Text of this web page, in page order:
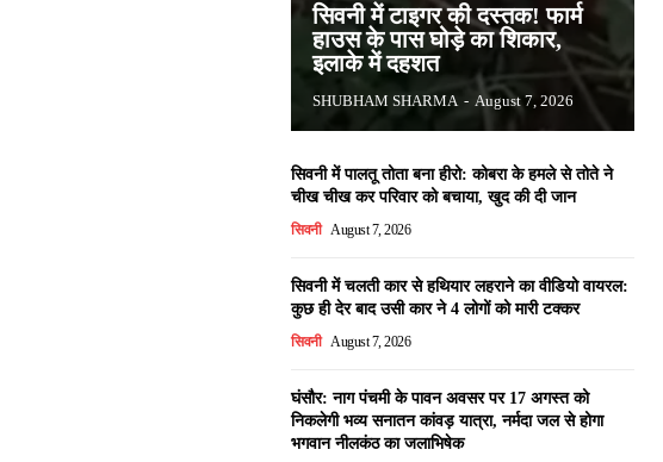
सिवनी में टाइगर की दस्तक! फार्म
हाउस के पास घोड़े का शिकार,
इलाके में दहशत
SHUBHAM SHARMA - August 7, 2026
सिवनी में पालतू तोता बना हीरो: कोबरा के हमले से तोते ने
चीख चीख कर परिवार को बचाया, खुद की दी जान
सिवनी August 7, 2026
सिवनी में चलती कार से हथियार लहराने का वीडियो वायरल:
कुछ ही देर बाद उसी कार ने 4 लोगों को मारी टक्कर
सिवनी August 7, 2026
घंसौर: नाग पंचमी के पावन अवसर पर 17 अगस्त को
निकलेगी भव्य सनातन कांवड़ यात्रा, नर्मदा जल से होगा
भगवान नीलकंठ का जलाभिषेक